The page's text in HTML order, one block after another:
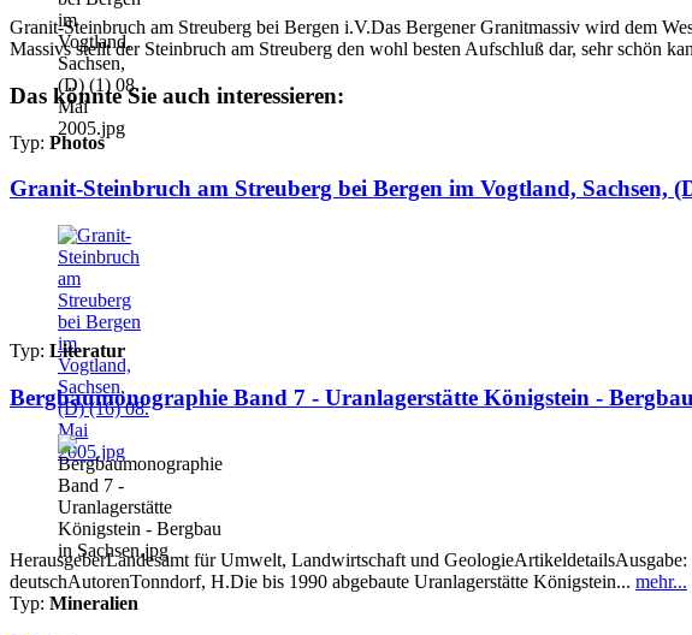
Granit-Steinbruch am Streuberg bei Bergen i.V.Das Bergener Granitmassiv wird dem
Massivs stellt der Steinbruch am Streuberg den wohl besten Aufschluß dar, sehr schön
Das könnte Sie auch interessieren:
Typ: Photos
Granit-Steinbruch am Streuberg bei Bergen im Vogtland, Sachsen,
Typ: Literatur
Bergbaumonographie Band 7 - Uranlagerstätte Königstein -
HerausgeberLandesamt für Umwelt, Landwirtschaft und
deutschAutorenTonndorf, H.Die bis 1990 abgebaute Uranlagerstätte Königstein... mehr...
Typ: Mineralien